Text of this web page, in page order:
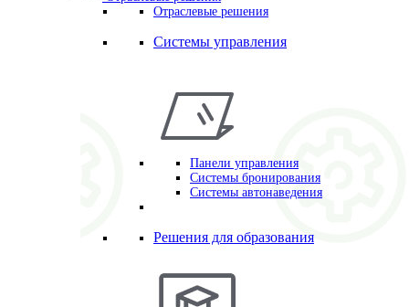
Отраслевые решения
Системы управления
Панели управления
Системы бронирования
Системы автонаведения
Решения для образования